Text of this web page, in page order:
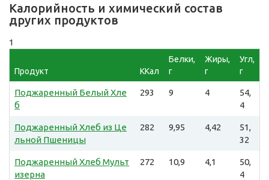
Калорийность и химический состав
других продуктов
1
Продукт ККал
Белки,
г
Жиры,
г
Угл,
г
Поджаренный Белый Хле
б
293 9 4
54,
4
Поджаренный Хлеб из Це
льной Пшеницы
282 9,95 4,42
51,
32
Поджаренный Хлеб Мульт
изерна
272 10,9 4,1
50,
4